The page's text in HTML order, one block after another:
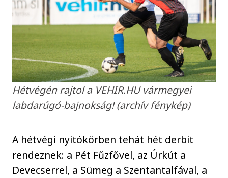
Hétvégén rajtol a VEHIR.HU vármegyei
labdarúgó-bajnokság! (archív fénykép)
A hétvégi nyitókörben tehát hét derbit
rendeznek: a Pét Fűzfővel, az Úrkút a
Devecserrel, a Sümeg a Szentantalfával, a